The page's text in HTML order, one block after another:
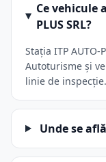
Ce vehicule
PLUS SRL?
Stația ITP AUTO-
Autoturisme și
linie de inspecție.
Unde se